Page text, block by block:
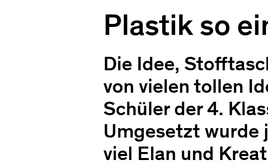
Plastik so
Die Idee,
von vielen tollen
Schüler der 4.
Umgesetzt wurde
viel Elan und